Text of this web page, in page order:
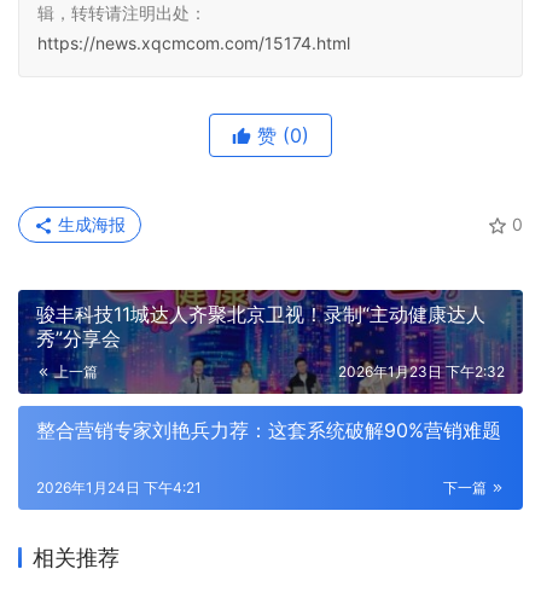
辑，转转请注明出处：
https://news.xqcmcom.com/15174.html
赞 (0)
0
生成海报
骏丰科技11城达人齐聚北京卫视！录制“主动健康达人
秀”分享会
上一篇 2026年1月23日 下午2:32
整合营销专家刘艳兵力荐：这套系统破解90%营销难题
下一篇
2026年1月24日 下午4:21
相关推荐